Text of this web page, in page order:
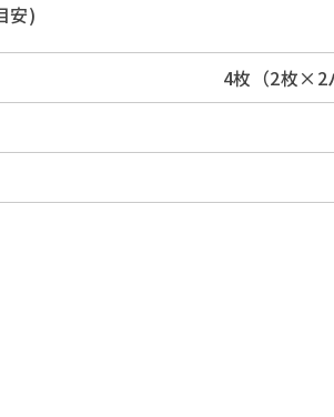
安)
4枚（2枚×2